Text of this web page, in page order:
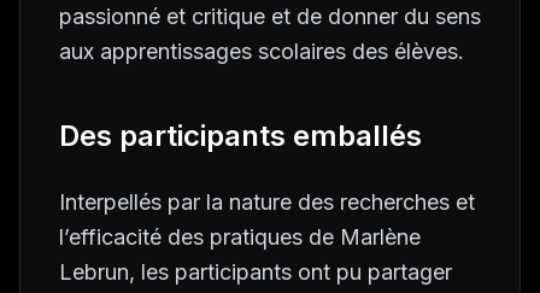
passionné et critique et de donner du sens
aux apprentissages scolaires des élèves.
Des participants emballés
Interpellés par la nature des recherches et
l’efficacité des pratiques de Marlène
Lebrun, les participants ont pu partager